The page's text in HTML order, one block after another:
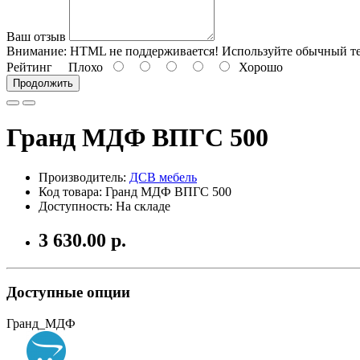
Ваш отзыв
Внимание: HTML не поддерживается! Используйте обычный
Рейтинг Плохо Хорошо
Продолжить
Гранд МДФ ВПГС 500
Производитель: ДСВ мебель
Код товара: Гранд МДФ ВПГС 500
Доступность: На складе
3 630.00 р.
Доступные опции
Гранд_МДФ